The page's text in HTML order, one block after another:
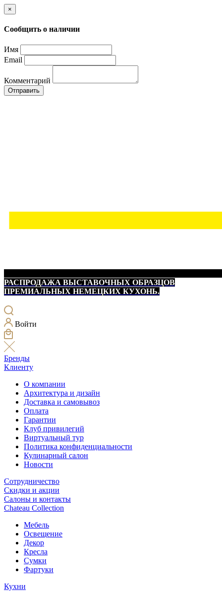
×
Сообщить о наличии
Имя
Email
Комментарий
Отправить
РАСПРОДАЖА ВЫСТАВОЧНЫХ ОБРАЗЦОВ
ПРЕМИАЛЬНЫХ НЕМЕЦКИХ КУХОНЬ.
Войти
Бренды
Клиенту
О компании
Архитектура и дизайн
Доставка и самовывоз
Оплата
Гарантии
Клуб привилегий
Виртуальный тур
Политика конфиденциальности
Кулинарный салон
Новости
Сотрудничество
Скидки и акции
Салоны и контакты
Chateau Collection
Мебель
Освещение
Декор
Кресла
Сумки
Фартуки
Кухни